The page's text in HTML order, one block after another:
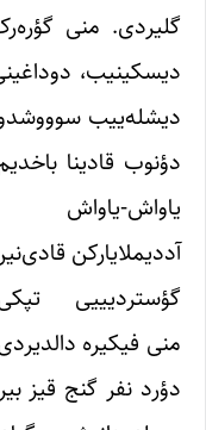
گلیردی. منی گؤره‌ر‌ک
دیسکینیب، دوداغینی
دیشله‌ییب سوووشدو.
دؤنوب قادینا باخدیم.
یاواش-یاواش
آددیملایارکن قادی‌نین
گؤستردیییی تپکی،
منی فیکیره دالدیردی.
دؤرد نفر گنج قیز بیر-